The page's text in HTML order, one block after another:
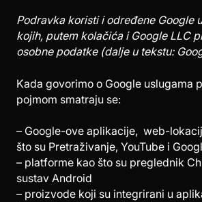
Podravka koristi i određene Google
kojih, putem kolačića i Google LLC
osobne podatke (dalje u tekstu:
Kada govorimo o Google uslugama
pojmom smatraju se:
– Google-ove aplikacije, web-
što su Pretraživanje, YouTube i
– platforme kao što su preglednik
sustav Android
– proizvode koji su integrirani u